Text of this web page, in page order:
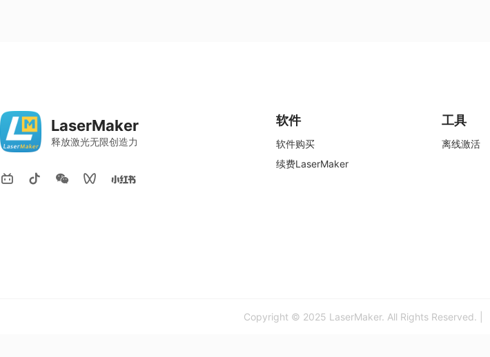
LaserMaker
释放激光无限创造力
软件
软件购买
续费LaserMaker
工具
离线激活
Copyright © 2025 LaserMaker. All Rights Reserved. |